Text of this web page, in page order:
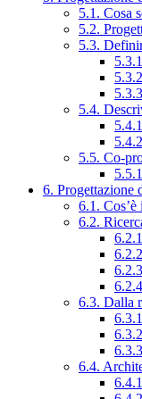
5.1. Cosa
5.2.
5.3.
5.4.
5.5. Co-
6. Progettazione
6.1.
6.2.
6.3. Dalla
6.4.